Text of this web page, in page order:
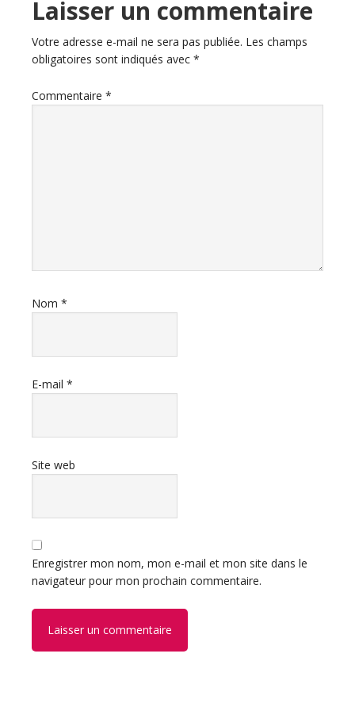
Interactions
du
lecteur
Laisser un commentaire
Votre adresse e-mail ne sera pas publiée. Les champs
obligatoires sont indiqués avec *
Commentaire *
Nom *
E-mail *
Site web
Enregistrer mon nom, mon e-mail et mon site dans le
navigateur pour mon prochain commentaire.